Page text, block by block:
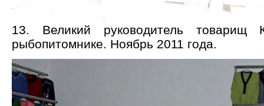
13. Великий руководитель
рыбопитомнике. Ноябрь 2011 года.